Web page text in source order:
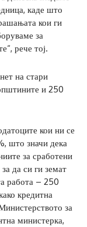
каде што
кои ги
за
рече тој.
на стари
и 250
кои ни се
што значи дека
за сработени
да си ги земат
работа – 250
кредитна
за
министерка,